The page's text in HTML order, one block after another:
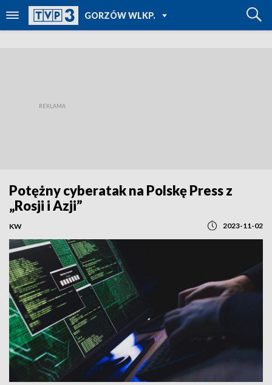
GORZÓW WLKP.
TVP REGIONY
Potężny cyberatak na Polskę Press z
„Rosji i Azji”
KW 2023-11-02